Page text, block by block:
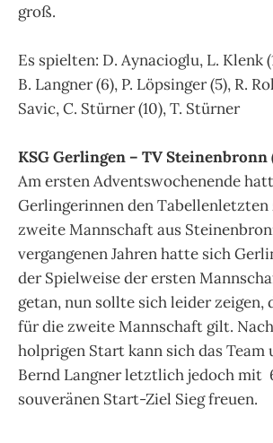
groß.
Es spielten: D. Aynacioglu, L. Klenk
B. Langner (6), P. Löpsinger (5), R.
Savic, C. Stürner (10), T. Stürner
KSG Gerlingen – TV Steinenbronn
Am ersten Adventswochenende
Gerlingerinnen den Tabellenletzten
zweite Mannschaft aus
vergangenen Jahren hatte sich
der Spielweise der ersten
getan, nun sollte sich leider zeigen,
für die zweite Mannschaft gilt.
holprigen Start kann sich das Team
Bernd Langner letztlich jedoch mit
souveränen Start-Ziel Sieg freuen.